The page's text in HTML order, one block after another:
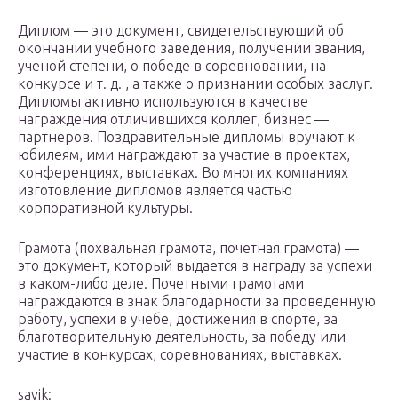
Диплом — это документ, свидетельствующий об
окончании учебного заведения, получении звания,
ученой степени, о победе в соревновании, на
конкурсе и т. д. , а также о признании особых заслуг.
Дипломы активно используются в качестве
награждения отличившихся коллег, бизнес —
партнеров. Поздравительные дипломы вручают к
юбилеям, ими награждают за участие в проектах,
конференциях, выставках. Во многих компаниях
изготовление дипломов является частью
корпоративной культуры.
Грамота (похвальная грамота, почетная грамота) —
это документ, который выдается в награду за успехи
в каком-либо деле. Почетными грамотами
награждаются в знак благодарности за проведенную
работу, успехи в учебе, достижения в спорте, за
благотворительную деятельность, за победу или
участие в конкурсах, соревнованиях, выставках.
savik: